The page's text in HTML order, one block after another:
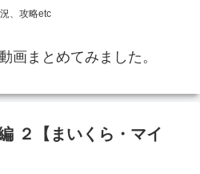
、攻略etc
画まとめてみました。
２【まいくら・マイ